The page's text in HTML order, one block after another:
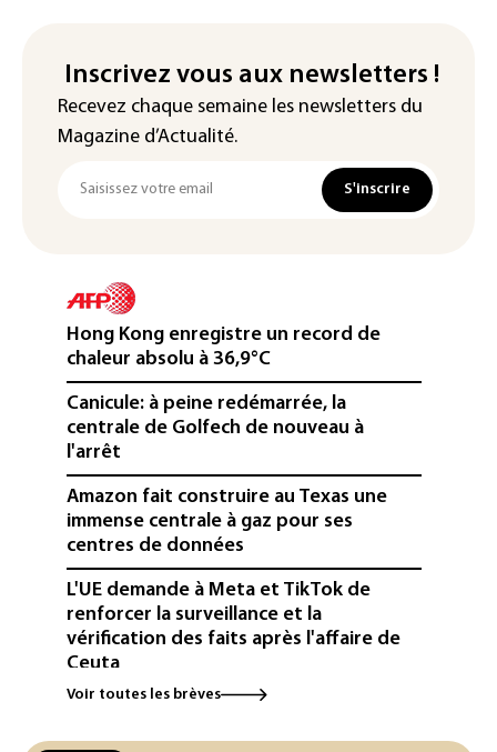
Inscrivez vous aux newsletters !
Recevez chaque semaine les newsletters du
Magazine d’Actualité.
S'inscrire
Hong Kong enregistre un record de
chaleur absolu à 36,9°C
Canicule: à peine redémarrée, la
centrale de Golfech de nouveau à
l'arrêt
Amazon fait construire au Texas une
immense centrale à gaz pour ses
centres de données
L'UE demande à Meta et TikTok de
renforcer la surveillance et la
vérification des faits après l'affaire de
Ceuta
L'Europe se prépare à une baisse de la
Voir toutes les brèves